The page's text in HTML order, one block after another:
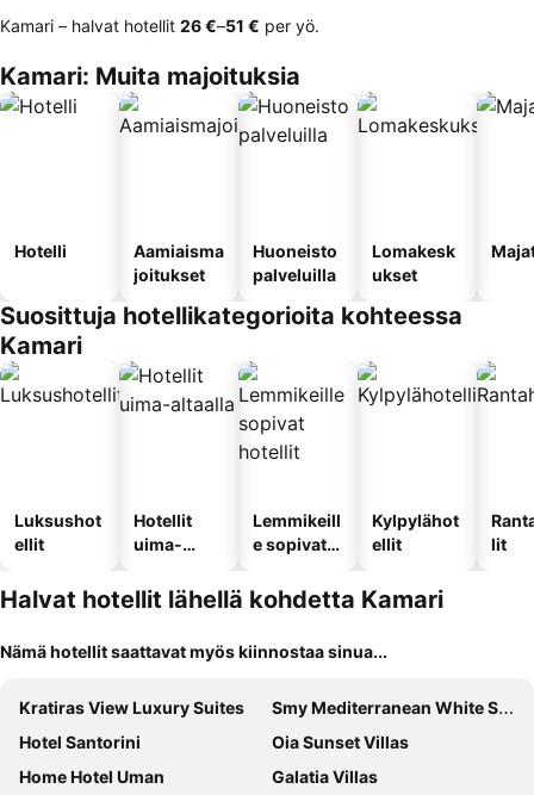
Kamari – halvat hotellit ‎26 €–‎51 € per yö.
Kamari: Muita majoituksia
Hotelli
Aamiaisma
joitukset
Huoneisto
palveluilla
Lomakesk
ukset
Suosittuja hotellikategorioita kohteessa
Kamari
Luksushot
ellit
Hotellit
uima-
Lemmikeill
e sopivat
Kylpylähot
ellit
lit
Halvat hotellit lähellä kohdetta Kamari
Nämä hotellit saattavat myös kiinnostaa sinua...
Kratiras View Luxury Suites
Smy Mediterranean White Santorini
Hotel Santorini
Oia Sunset Villas
Home Hotel Uman
Galatia Villas